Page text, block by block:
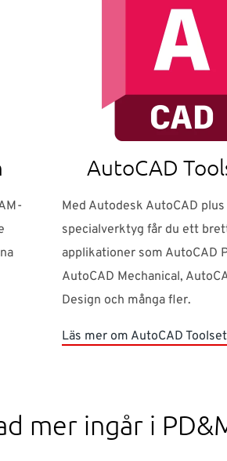
AutoCAD
Med Autodesk AutoCAD plus
specialverktyg får du ett
applikationer som AutoCAD
AutoCAD Mechanical,
Design och många fler.
Läs mer om AutoCAD
mer ingår i